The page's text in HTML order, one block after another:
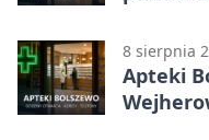
8 sierpnia
Apteki